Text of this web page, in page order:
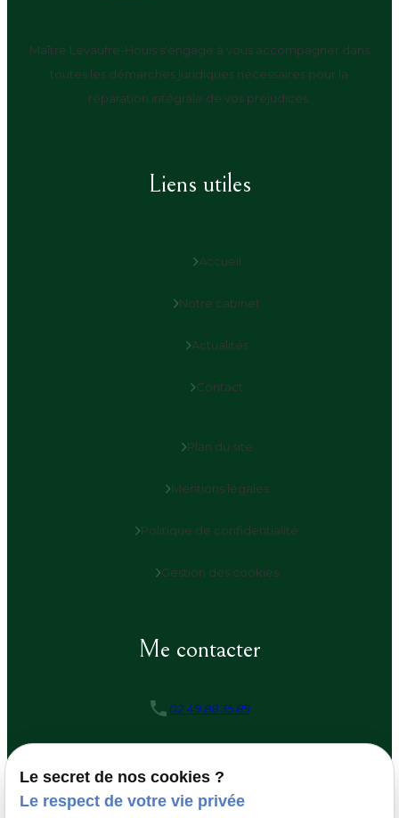
Maître Levaufre-Houis s'engage à vous accompagner dans
toutes les démarches juridiques nécessaires pour la
réparation intégrale de vos préjudices.
Liens utiles
Accueil
Notre cabinet
Actualités
Contact
Plan du site
Mentions légales
Politique de confidentialité
Gestion des cookies
Me contacter
02 49 88 35 89
30 Chemin de la planquette
Le secret de nos cookies ?
Le respect de votre vie privée